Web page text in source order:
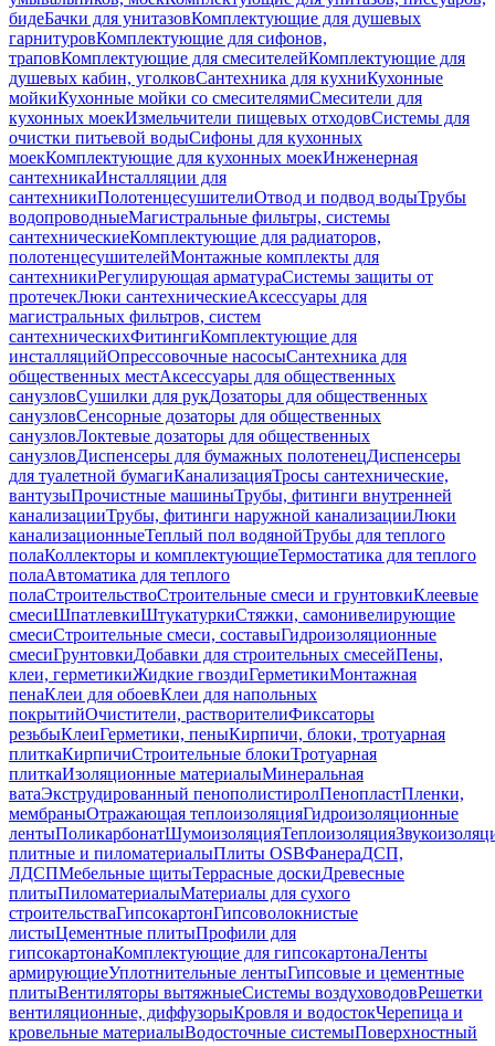
бидеБачки для унитазовКомплектующие для душевых
гарнитуровКомплектующие для сифонов,
траповКомплектующие для смесителейКомплектующие для
душевых кабин, уголковСантехника для кухниКухонные
мойкиКухонные мойки со смесителямиСмесители для
кухонных моекИзмельчители пищевых отходовСистемы для
очистки питьевой водыСифоны для кухонных
моекКомплектующие для кухонных моекИнженерная
сантехникаИнсталляции для
сантехникиПолотенцесушителиОтвод и подвод водыТрубы
водопроводныеМагистральные фильтры, системы
сантехническиеКомплектующие для радиаторов,
полотенцесушителейМонтажные комплекты для
сантехникиРегулирующая арматураСистемы защиты от
протечекЛюки сантехническиеАксессуары для
магистральных фильтров, систем
сантехническихФитингиКомплектующие для
инсталляцийОпрессовочные насосыСантехника для
общественных местАксессуары для общественных
санузловСушилки для рукДозаторы для общественных
санузловСенсорные дозаторы для общественных
санузловЛоктевые дозаторы для общественных
санузловДиспенсеры для бумажных полотенецДиспенсеры
для туалетной бумагиКанализацияТросы сантехнические,
вантузыПрочистные машиныТрубы, фитинги внутренней
канализацииТрубы, фитинги наружной канализацииЛюки
канализационныеТеплый пол водянойТрубы для теплого
полаКоллекторы и комплектующиеТермостатика для теплого
полаАвтоматика для теплого
полаСтроительствоСтроительные смеси и грунтовкиКлеевые
смесиШпатлевкиШтукатуркиСтяжки, самонивелирующие
смесиСтроительные смеси, составыГидроизоляционные
смесиГрунтовкиДобавки для строительных смесейПены,
клеи, герметикиЖидкие гвоздиГерметикиМонтажная
пенаКлеи для обоевКлеи для напольных
покрытийОчистители, растворителиФиксаторы
резьбыКлеиГерметики, пеныКирпичи, блоки, тротуарная
плиткаКирпичиСтроительные блокиТротуарная
плиткаИзоляционные материалыМинеральная
ватаЭкструдированный пенополистиролПенопластПленки,
мембраныОтражающая теплоизоляцияГидроизоляционные
лентыПоликарбонатШумоизоляцияТеплоизоляция
плитные и пиломатериалыПлиты OSBФанераДСП,
ЛДСПМебельные щитыТеррасные доскиДревесные
плитыПиломатериалыМатериалы для сухого
строительстваГипсокартонГипсоволокнистые
листыЦементные плитыПрофили для
гипсокартонаКомплектующие для гипсокартонаЛенты
армирующиеУплотнительные лентыГипсовые и цементные
плитыВентиляторы вытяжныеСистемы воздуховодовРешетки
вентиляционные, диффузорыКровля и водостокЧерепица и
кровельные материалыВодосточные системыПоверхностный